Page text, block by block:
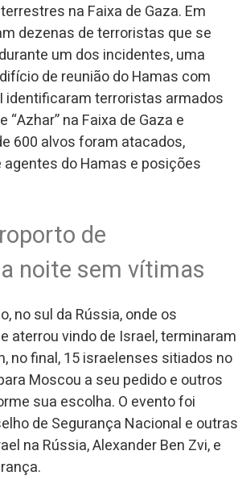
na Faixa de Gaza. Em
dezenas de terroristas que se
um dos incidentes, uma
de reunião do Hamas com
identificaram terroristas armados
na Faixa de Gaza e
600 alvos foram atacados,
do Hamas e posições
de
noite sem vítimas
no sul da Rússia, onde os
aterrou vindo de Israel, terminaram
no final, 15 israelenses sitiados no
Moscou a seu pedido e outros
sua escolha. O evento foi
de Segurança Nacional e outras
na Rússia, Alexander Ben Zvi, e